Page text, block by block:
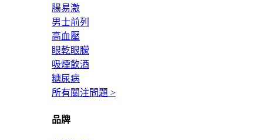
腸易激
男士前列
高血壓
眼乾眼朦
吸煙飲酒
糖尿病
所有關注問題 >
品牌